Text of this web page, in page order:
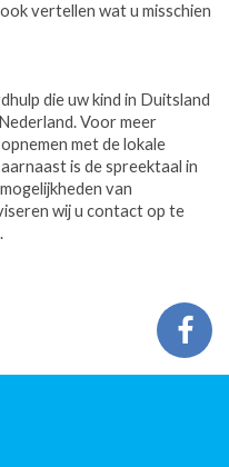
vertellen wat u misschien
die uw kind in Duitsland
Voor meer
met de lokale
is de spreektaal in
van
wij u contact op te